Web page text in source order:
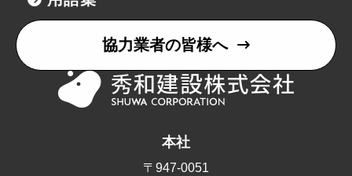
協力業者の皆様へ
本社
〒947-0051